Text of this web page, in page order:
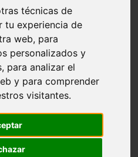
técnicas de
tu experiencia de
web, para
personalizados y
para analizar el
y para comprender
visitantes.
campaña